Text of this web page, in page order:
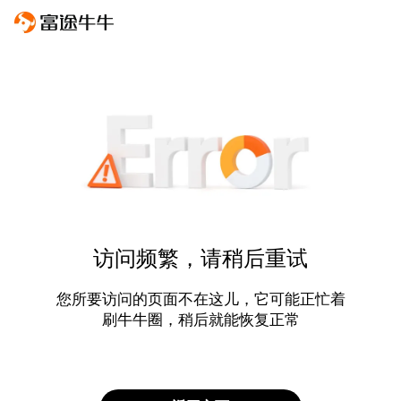
访问频繁，请稍后重试
您所要访问的页面不在这儿，它可能正忙着
刷牛牛圈，稍后就能恢复正常